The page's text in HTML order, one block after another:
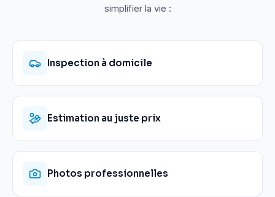
simplifier la vie :
Inspection à domicile
Estimation au juste prix
Photos professionnelles